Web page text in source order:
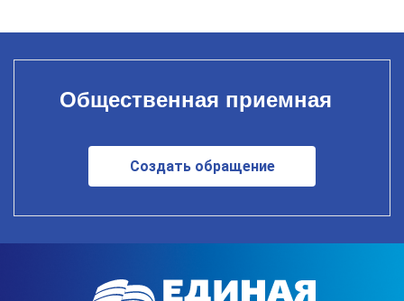
Общественная приемная
Создать обращение